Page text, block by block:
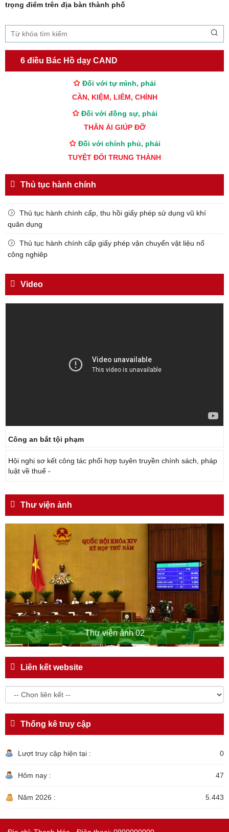
trọng điểm trên địa bàn thành phố
6 điều Bác Hồ dạy CAND
NGƯỜI CÔNG AN CÁCH MỆNH LÀ:
CẦN, KIỆM, LIÊM, CHÍNH
THÂN ÁI GIÚP ĐỠ
TUYỆT ĐỐI TRUNG THÀNH
KÍNH TRỌNG LỄ PHÉP
Đối với công việc, phải
TẬN TỤY
CƯƠNG QUYẾT, KHÔN KHÉO
Thủ tục hành chính
Thủ tục hành chính cấp, thu hồi giấy phép sử dụng vũ khí
quân dụng
Thủ tục hành chính cấp giấy phép vận chuyển vật liệu nổ
công nghiêp
Video
Công an bắt tội phạm
Hội nghị sơ kết công tác phối hợp tuyên truyền chính sách, pháp
luật về thuế -
Thư viện ảnh
Thư viện ảnh 02
Liên kết website
Thống kê truy cập
Lượt truy cập hiện tại : 0
Hôm nay : 47
Năm 2026 : 5.443